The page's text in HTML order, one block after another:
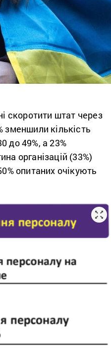
скоротити штат через
зменшили кількість
до 49%, а 23%
організацій (33%)
опитаних очікують